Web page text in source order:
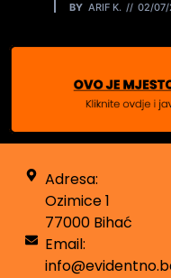
BY ARIF K. 02/
Adresa:
Ozimice 1
77000 Bihać
Email: